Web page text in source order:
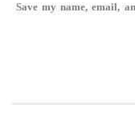
Save my name, email,